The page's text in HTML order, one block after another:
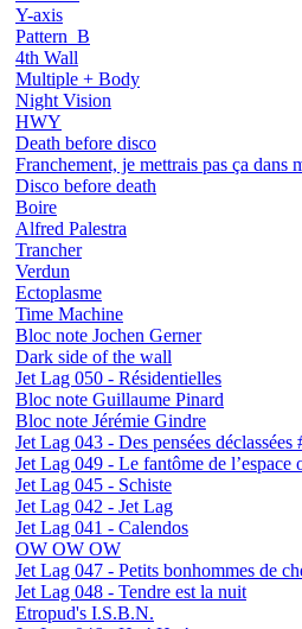
Y-axis
Pattern_B
4th Wall
Multiple + Body
Night Vision
HWY
Death before disco
Franchement, je mettrais pas ça dans
Disco before death
Boire
Alfred Palestra
Trancher
Verdun
Ectoplasme
Time Machine
Bloc note Jochen Gerner
Dark side of the wall
Jet Lag 050 - Résidentielles
Bloc note Guillaume Pinard
Bloc note Jérémie Gindre
Jet Lag 043 - Des pensées déclassées
Jet Lag 049 - Le fantôme de l’espace
Jet Lag 045 - Schiste
Jet Lag 042 - Jet Lag
Jet Lag 041 - Calendos
OW OW OW
Jet Lag 047 - Petits bonhommes de
Jet Lag 048 - Tendre est la nuit
Etropud's I.S.B.N.